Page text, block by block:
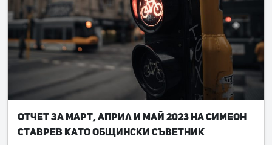
Отчет за март, април и май 2023 на Симеон
Ставрев като общински съветник